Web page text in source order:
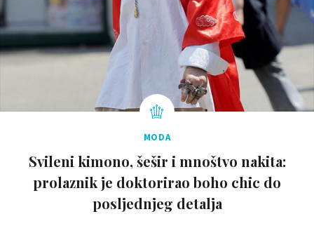
MODA
Svileni kimono, šešir i mnoštvo nakita:
prolaznik je doktorirao boho chic do
posljednjeg detalja